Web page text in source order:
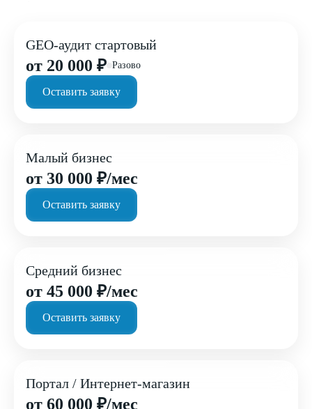
GEO-аудит стартовый
от 20 000 ₽ Разово
Оставить заявку
Малый бизнес
от 30 000 ₽/мес
Оставить заявку
Средний бизнес
от 45 000 ₽/мес
Оставить заявку
Портал / Интернет-магазин
от 60 000 ₽/мес